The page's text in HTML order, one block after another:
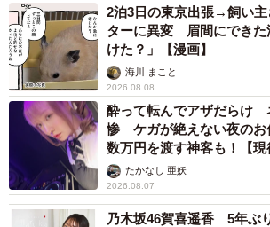
結婚相手の女性として「避けたい体型」は？（出
反対に、「避けたい体型」としては、
人）が圧倒的多数となり、「ややぽっ
めると、太り気味の体型を避ける男性は
おける「体型評価」が極めてシビアな評
る実態が浮き彫りになりました。
2泊3日の東京出張→飼い主
ターに異変 眉間にできた
けた？」【漫画】
海川 まこと
2026.08.08
酔って転んでアザだらけ
惨 ケガが絶えない夜の
数万円を渡す神客も！【現
たかなし 亜妖
2026.08.07
乃木坂46賀喜遥香 5年ぶ